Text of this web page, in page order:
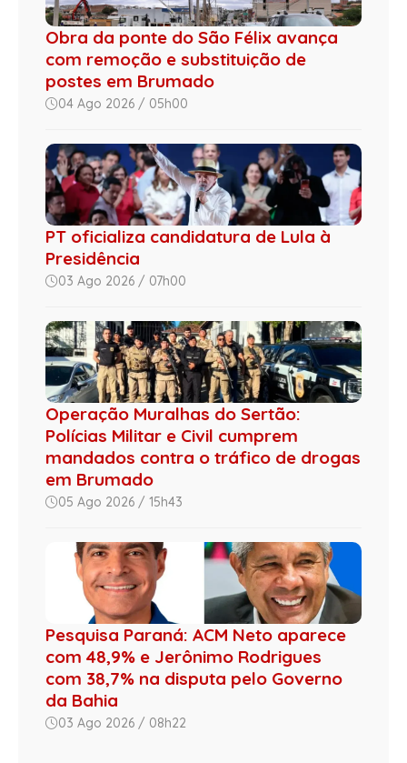
Obra da ponte do São Félix avança
com remoção e substituição de
postes em Brumado
04 Ago 2026 / 05h00
PT oficializa candidatura de Lula à
Presidência
03 Ago 2026 / 07h00
Operação Muralhas do Sertão:
Polícias Militar e Civil cumprem
mandados contra o tráfico de drogas
em Brumado
05 Ago 2026 / 15h43
Pesquisa Paraná: ACM Neto aparece
com 48,9% e Jerônimo Rodrigues
com 38,7% na disputa pelo Governo
da Bahia
03 Ago 2026 / 08h22